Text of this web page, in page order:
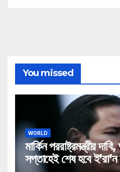
You missed
WORLD
মার্কিন পররাষ্ট্রমন্ত্রীর
সপ্তাহেই শেষ হবে